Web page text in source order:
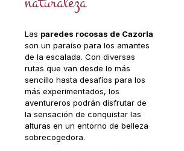
Las paredes rocosas de Cazorla
son un paraíso para los amantes
de la escalada. Con diversas
rutas que van desde lo más
sencillo hasta desafíos para los
más experimentados, los
aventureros podrán disfrutar de
la sensación de conquistar las
alturas en un entorno de belleza
sobrecogedora.